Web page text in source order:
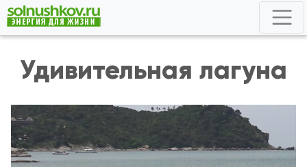
Удивительная лагуна